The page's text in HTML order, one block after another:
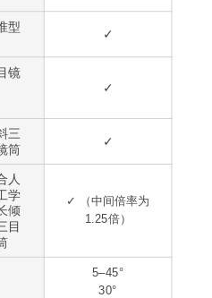
型
✓
镜
✓
三
筒
✓
人
学
倾
目
✓ （中间倍率为
1.25倍）
5–45°
30°